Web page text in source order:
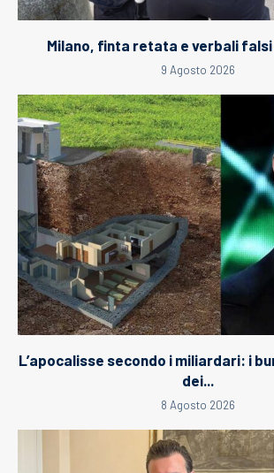
Milano, finta retata e verbali
9 Agosto 2026
L’apocalisse secondo i miliardari: i
dei...
8 Agosto 2026